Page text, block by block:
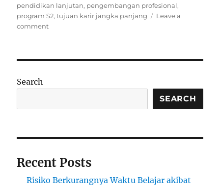
on
pendidikan lanjutan, pengembangan profesional,
program S2,tujuan karir jangka panjang
Leave a
commenton
Tujuan
Panjang
Search
SEARCH
Recent Posts
Risiko Berkurangnya Waktu Belajar akibat